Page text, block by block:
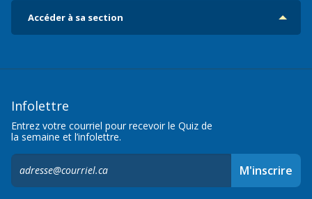
Accéder à sa section
Infolettre
Entrez votre courriel pour recevoir le Quiz de
la semaine et l’infolettre.
M'inscrire